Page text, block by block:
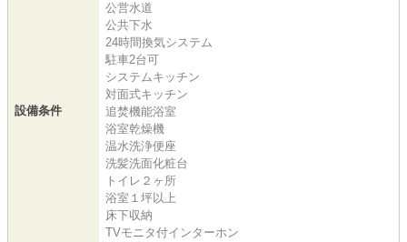
設備条件
公営水道
公共下水
24時間換気システム
駐車2台可
システムキッチン
対面式キッチン
追焚機能浴室
浴室乾燥機
温水洗浄便座
洗髪洗面化粧台
トイレ２ヶ所
浴室１坪以上
床下収納
TVモニタ付インターホン